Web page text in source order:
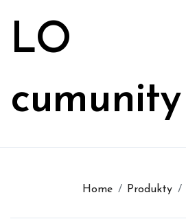
LO
cumunity
Home Produkty